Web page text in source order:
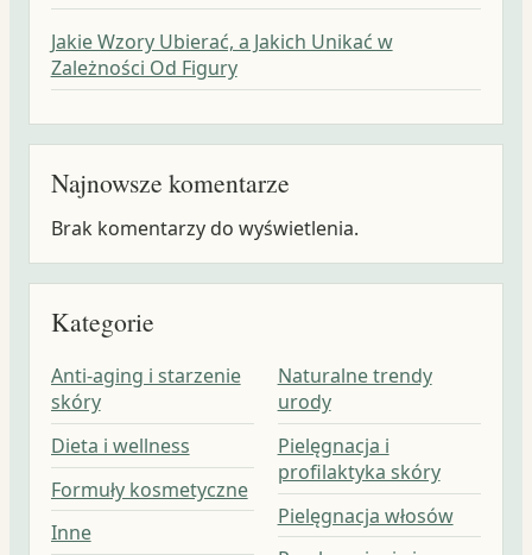
Jakie Wzory Ubierać, a Jakich Unikać w
Zależności Od Figury
Najnowsze komentarze
Brak komentarzy do wyświetlenia.
Kategorie
Anti-aging i starzenie
skóry
Dieta i wellness
Formuły kosmetyczne
Inne
Naturalne trendy
urody
Pielęgnacja i
profilaktyka skóry
Pielęgnacja włosów